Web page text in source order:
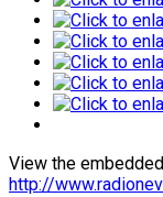
View the
http://